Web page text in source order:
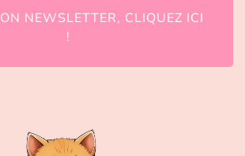
NEWSLETTER, CLIQUEZ ICI
!